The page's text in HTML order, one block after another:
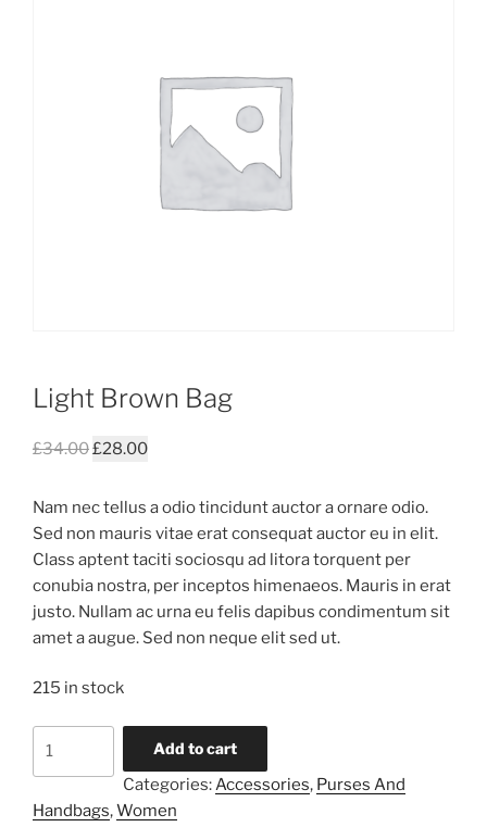
Light Brown Bag
£34.00£28.00
Nam nec tellus a odio tincidunt auctor a ornare odio.
Sed non mauris vitae erat consequat auctor eu in elit.
Class aptent taciti sociosqu ad litora torquent per
conubia nostra, per inceptos himenaeos. Mauris in erat
justo. Nullam ac urna eu felis dapibus condimentum sit
amet a augue. Sed non neque elit sed ut.
215 in stock
quantity
Add to cart
Categories: Accessories, Purses And
Handbags,Women